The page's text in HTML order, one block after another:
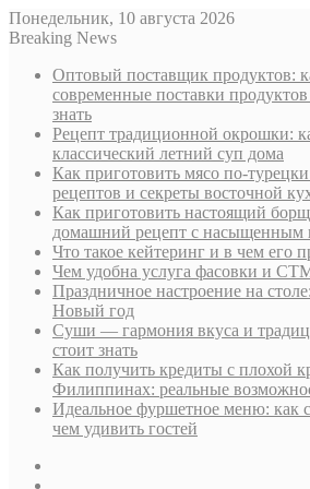
Понедельник, 10 августа 2026
Breaking News
Оптовый поставщик продуктов:
современные поставки
знать
Рецепт традиционной окрошки:
классический летний суп дома
Как приготовить мясо по-
рецептов и секреты восточной
Как приготовить настоящий
домашний рецепт с насыщенным
Что такое кейтеринг и в чем его
Чем удобна услуга фасовки и
Праздничное настроение на
Новый год
Суши — гармония вкуса и
стоит знать
Как получить кредиты с плохой
Филиппинах: реальные
Идеальное фуршетное меню: как
чем удивить гостей